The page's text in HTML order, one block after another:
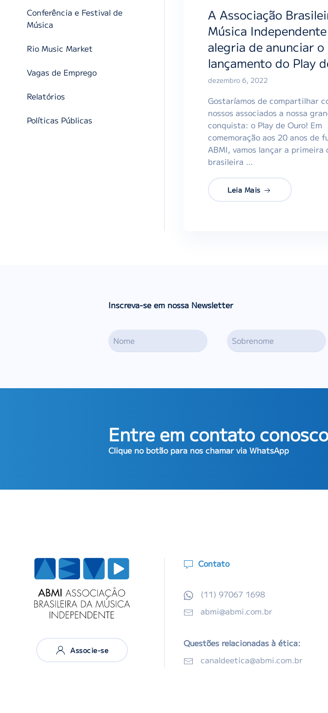
Conferência e Festival de
Música
Rio Music Market
Vagas de Emprego
Relatórios
Políticas Públicas
A Associação
Música
alegria de anunciar o
lançamento do Play
dezembro 6, 2022
Gostaríamos de compartilhar
nossos associados a nossa
conquista: o Play de Ouro! Em
comemoração aos 20 anos de
ABMI, vamos lançar a
brasileira …
Leia Mais
Inscreva-se em nossa Newsletter
Entre em contato
Clique no botão para nos chamar via WhatsApp
Associe-se
Contato
(11) 97067 1698
abmi@abmi.com.br
Questões relacionadas à ética:
canaldeetica@abmi.com.br